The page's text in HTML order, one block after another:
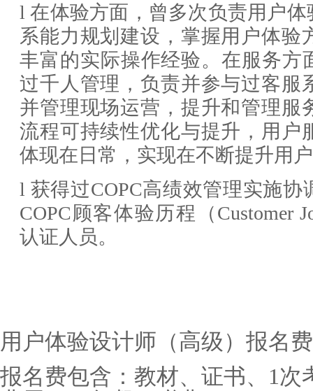
l在体验方面，曾多次负责用户
系能力规划建设，掌握用户体验
丰富的实际操作经验。在服务方
过千人管理，负责并参与过客服
并管理现场运营，提升和管理服
流程可持续性优化与提升，用户
体现在日常，实现在不断提升用
l 获得过COPC高绩效管理实施
COPC顾客体验历程（Customer
认证人员。
用户体验设计师（高级） 报名
报名费包含： 教材、证书、 1次